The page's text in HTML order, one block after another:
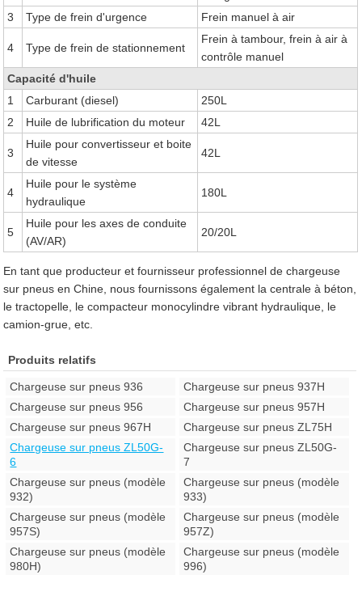
3 Type de frein d'urgence Frein manuel à air
4 Type de frein de stationnement
Frein à tambour, frein à air à
contrôle manuel
Capacité d'huile
1
Carburant (diesel)
250L
2
Huile de lubrification du moteur 42L
3
Huile pour convertisseur et boite
de vitesse
42L
4
Huile pour le système
hydraulique
180L
5
Huile pour les axes de conduite
(AV/AR)
20/20L
En tant que producteur et fournisseur professionnel de chargeuse
sur pneus en Chine, nous fournissons également la centrale à béton,
le tractopelle, le compacteur monocylindre vibrant hydraulique, le
camion-grue, etc.
Produits relatifs
Chargeuse sur pneus 936
Chargeuse sur pneus 937H
Chargeuse sur pneus 956
Chargeuse sur pneus 957H
Chargeuse sur pneus 967H
Chargeuse sur pneus ZL75H
Chargeuse sur pneus ZL50G-
6
Chargeuse sur pneus ZL50G-
7
Chargeuse sur pneus (modèle
932)
Chargeuse sur pneus (modèle
933)
Chargeuse sur pneus (modèle
957S)
Chargeuse sur pneus (modèle
957Z)
Chargeuse sur pneus (modèle
980H)
Chargeuse sur pneus (modèle
996)